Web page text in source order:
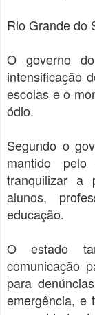
Rio Grande do
O governo
intensificação
escolas e o
ódio.
Segundo o
mantido
tranquilizar a
alunos,
educação.
O estado
comunicação
para
emergência, e